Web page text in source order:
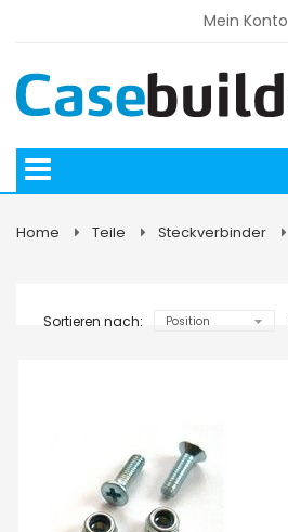
Mein Konto
Home Teile Steckverbinder
Sortieren nach: